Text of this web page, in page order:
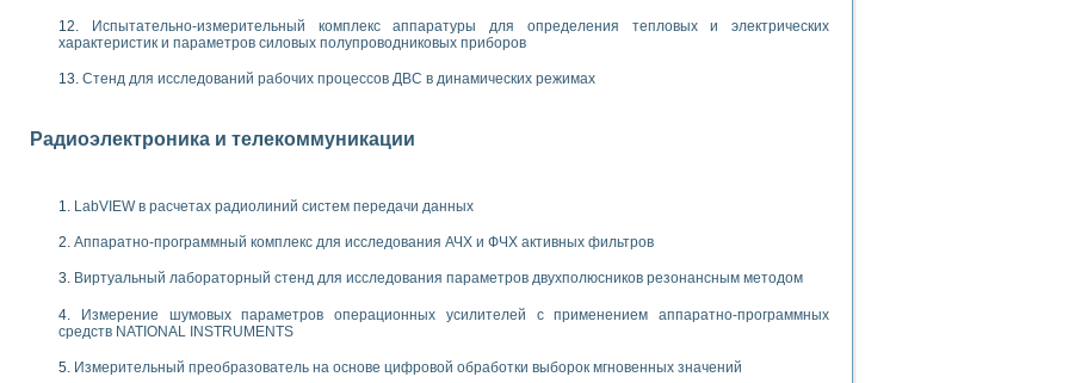
металлообрабатывающих станков
процессов получения дисперсных продуктов на основе виртуальных приборов
обучающих информационных систем и тренажеров для персонала химических предприятий
процессом цементирования нефтегазовых скважин
среды специальной барокамеры
INSTRUMENTS при разработке автоматизированного комплекса для исследования средств измерения температуры
термотрансферной маркировки изделий
исследований на базе LabVIEW
переходных процессов при коротких замыканиях в узлах электрических нагрузок
Испытательно-измерительный комплекс аппаратуры для определения тепловых и электрических
характеристик и параметров силовых полупроводниковых приборов
Стенд для исследований рабочих процессов ДВС в динамических режимах
Радиоэлектроника и телекоммуникации
LabVIEW в расчетах радиолиний систем передачи данных
Аппаратно-программный комплекс для исследования АЧХ и ФЧХ активных фильтров
Виртуальный лабораторный стенд для исследования параметров двухполюсников резонансным методом
Измерение шумовых параметров операционных усилителей с применением аппаратно-программных
средств NATIONAL INSTRUMENTS
Измерительный преобразователь на основе цифровой обработки выборок мгновенных значений